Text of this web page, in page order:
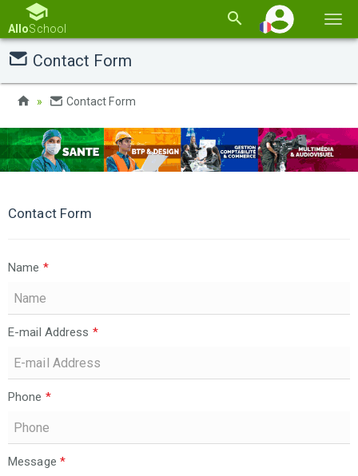
la
AlloSchool
Contact Form
Contact Form
Contact Form
Name *
E-mail Address *
Phone *
Message *